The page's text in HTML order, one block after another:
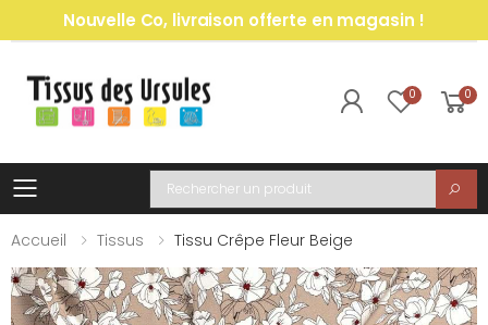
Nouvelle Co, livraison offerte en magasin !
0 0
Toggle mobile menu
Recherche
Accueil
Tissus Tissu Crêpe Fleur Beige